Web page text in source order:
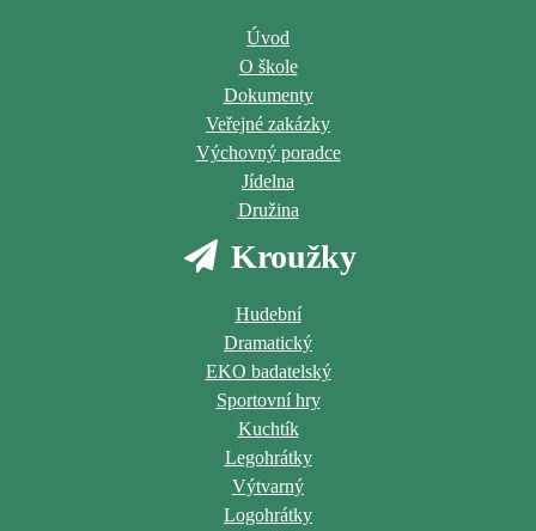
Úvod
O škole
Dokumenty
Veřejné zakázky
Výchovný poradce
Jídelna
Družina
Kroužky
Hudební
Dramatický
EKO badatelský
Sportovní hry
Kuchtík
Legohrátky
Výtvarný
Logohrátky